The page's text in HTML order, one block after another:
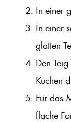
In einer
In einer
glatten
Den
Kuchen
Für das
flache